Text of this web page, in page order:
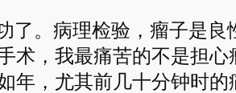
了。病理检验，瘤子是良
术，我最痛苦的不是担
年，尤其前几十分钟时